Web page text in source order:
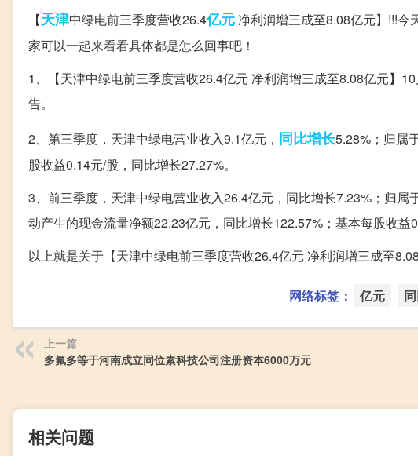
【天津中绿电前三季度营收26.4亿元净利润增三成至8.08亿元】!!!今
家可以一起来看看具体都是怎么回事吧！
1、【天津中绿电前三季度营收26.4亿元 净利润增三成至8.08亿元】
告。
2、第三季度，天津中绿电营业收入9.1亿元， 同比增长5.28%；归属
股收益0.14元/股，同比增长27.27%。
3、前三季度，天津中绿电营业收入26.4亿元，同比增长7.23%；归
动产生的现金流量净额22.23亿元，同比增长122.57%；基本每股收益
以上就是关于【天津中绿电前三季度营收26.4亿元 净利润增三成至
网络标签： 亿元
上一篇
多氟多等于河南成立同位素科技公司注册资本6000万元
相关问题